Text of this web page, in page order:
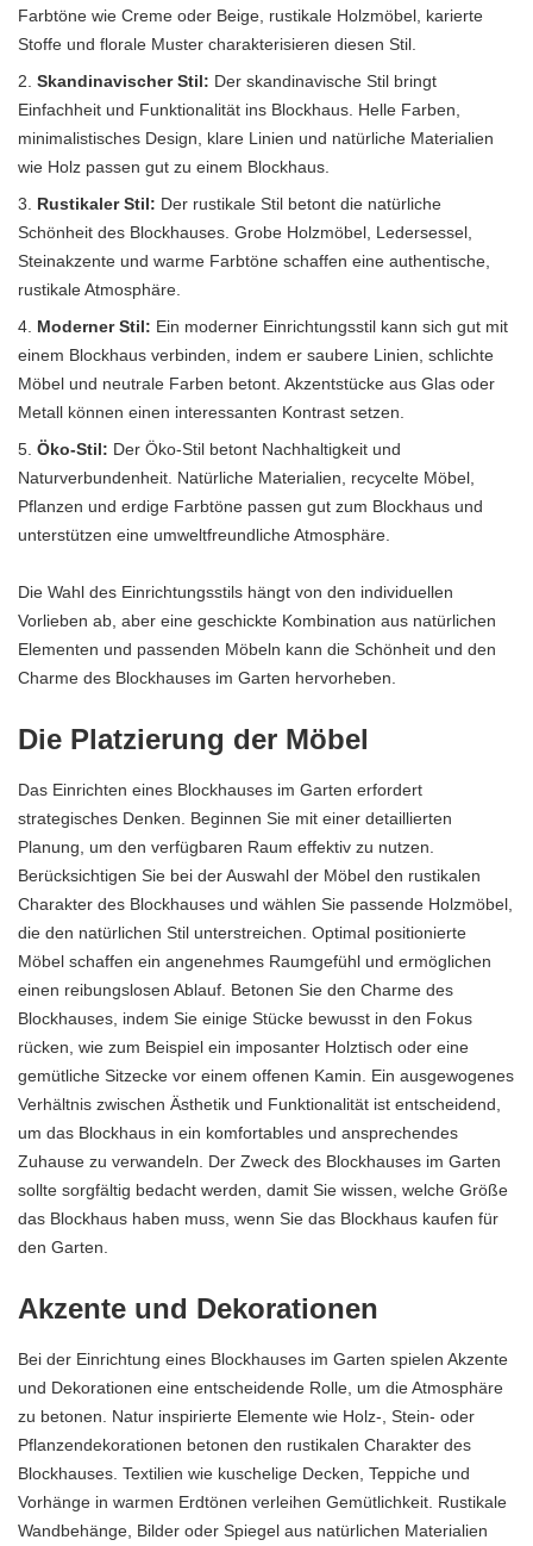
Farbtöne wie Creme oder Beige, rustikale Holzmöbel, karierte
Stoffe und florale Muster charakterisieren diesen Stil.
Skandinavischer Stil: Der skandinavische Stil bringt
Einfachheit und Funktionalität ins Blockhaus. Helle Farben,
minimalistisches Design, klare Linien und natürliche Materialien
wie Holz passen gut zu einem Blockhaus.
Rustikaler Stil: Der rustikale Stil betont die natürliche
Schönheit des Blockhauses. Grobe Holzmöbel , Ledersessel,
Steinakzente und warme Farbtöne schaffen eine authentische,
rustikale Atmosphäre.
Moderner Stil: Ein moderner Einrichtungsstil kann sich gut mit
einem Blockhaus verbinden, indem er saubere Linien, schlichte
Möbel und neutrale Farben betont. Akzentstücke aus Glas oder
Metall können einen interessanten Kontrast setzen.
Öko-Stil: Der Öko-Stil betont Nachhaltigkeit und
Naturverbundenheit. Natürliche Materialien, recycelte Möbel,
Pflanzen und erdige Farbtöne passen gut zum Blockhaus und
unterstützen eine umweltfreundliche Atmosphäre.
Die Wahl des Einrichtungsstils hängt von den individuellen
Vorlieben ab, aber eine geschickte Kombination aus natürlichen
Elementen und passenden Möbeln kann die Schönheit und den
Charme des Blockhauses im Garten hervorheben.
Die Platzierung der Möbel
Das Einrichten eines Blockhauses im Garten erfordert
strategisches Denken. Beginnen Sie mit einer detaillierten
Planung, um den verfügbaren Raum effektiv zu nutzen.
Berücksichtigen Sie bei der Auswahl der Möbel den rustikalen
Charakter des Blockhauses und wählen Sie passende Holzmöbel,
die den natürlichen Stil unterstreichen. Optimal positionierte
Möbel schaffen ein angenehmes Raumgefühl und ermöglichen
einen reibungslosen Ablauf. Betonen Sie den Charme des
Blockhauses, indem Sie einige Stücke bewusst in den Fokus
rücken, wie zum Beispiel ein imposanter Holztisch oder eine
gemütliche Sitzecke vor einem offenen Kamin. Ein ausgewogenes
Verhältnis zwischen Ästhetik und Funktionalität ist entscheidend,
um das Blockhaus in ein komfortables und ansprechendes
Zuhause zu verwandeln. Der Zweck des Blockhauses im Garten
sollte sorgfältig bedacht werden, damit Sie wissen, welche Größe
das Blockhaus haben muss, wenn Sie das Blockhaus kaufen für
den Garten
Akzente und Dekorationen
Bei der Einrichtung eines Blockhauses im Garten spielen Akzente
und Dekorationen eine entscheidende Rolle, um die Atmosphäre
zu betonen. Natur inspirierte Elemente wie Holz-, Stein- oder
Pflanzendekorationen betonen den rustikalen Charakter des
Blockhauses. Textilien wie kuschelige Decken, Teppiche und
Vorhänge in warmen Erdtönen verleihen Gemütlichkeit. Rustikale
Wandbehänge, Bilder oder Spiegel aus natürlichen Materialien